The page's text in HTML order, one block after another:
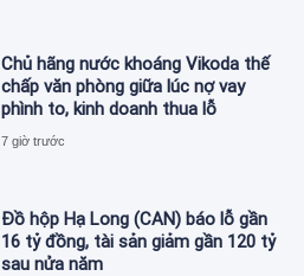
Chủ hãng nước khoáng Vikoda thế
chấp văn phòng giữa lúc nợ vay
phình to, kinh doanh thua lỗ
7 giờ trước
Đồ hộp Hạ Long (CAN) báo lỗ gần
16 tỷ đồng, tài sản giảm gần 120 tỷ
sau nửa năm